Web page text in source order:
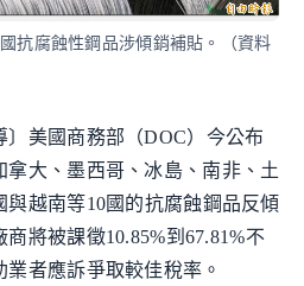
抗腐蝕性鋼品涉傾銷補貼。（資料
〕美國商務部（DOC）今公布
大、墨西哥、冰島、南非、土
越南等10國的抗腐蝕鋼品反傾
將被課徵10.85%到67.81%不
者應訴爭取較佳稅率。